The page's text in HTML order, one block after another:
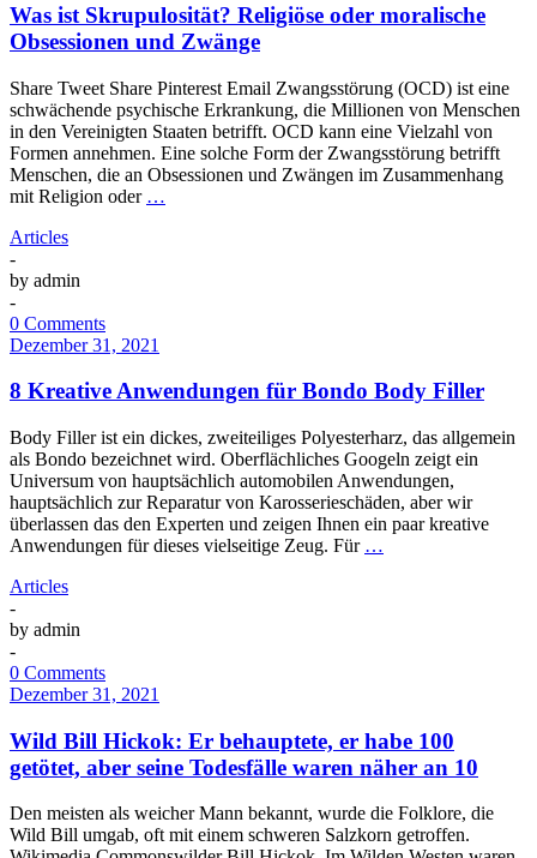
Was ist Skrupulosität? Religiöse oder moralische
Obsessionen und Zwänge
Share Tweet Share Pinterest Email Zwangsstörung (OCD) ist eine
schwächende psychische Erkrankung, die Millionen von Menschen
in den Vereinigten Staaten betrifft. OCD kann eine Vielzahl von
Formen annehmen. Eine solche Form der Zwangsstörung betrifft
Menschen, die an Obsessionen und Zwängen im Zusammenhang
mit Religion oder …
Articles
-
by admin
-
0 Comments
Dezember 31, 2021
8 Kreative Anwendungen für Bondo Body Filler
Body Filler ist ein dickes, zweiteiliges Polyesterharz, das allgemein
als Bondo bezeichnet wird. Oberflächliches Googeln zeigt ein
Universum von hauptsächlich automobilen Anwendungen,
hauptsächlich zur Reparatur von Karosserieschäden, aber wir
überlassen das den Experten und zeigen Ihnen ein paar kreative
Anwendungen für dieses vielseitige Zeug. Für …
Articles
-
by admin
-
0 Comments
Dezember 31, 2021
Wild Bill Hickok: Er behauptete, er habe 100
getötet, aber seine Todesfälle waren näher an 10
Den meisten als weicher Mann bekannt, wurde die Folklore, die
Wild Bill umgab, oft mit einem schweren Salzkorn getroffen.